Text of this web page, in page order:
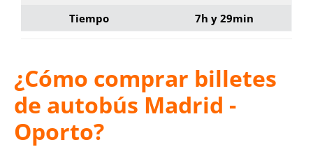
Tiempo
7h y 29min
¿Cómo comprar billetes
de autobús Madrid -
Oporto?